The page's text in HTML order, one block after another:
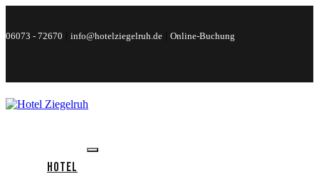
06073 - 72670 info@hotelziegelruh.de Online-Buchung
Hotel